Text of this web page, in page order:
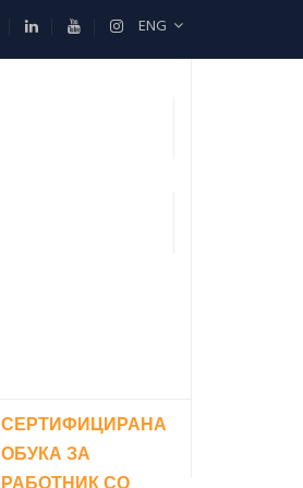
ENG
СЕРТИФИЦИРАНА
ОБУКА ЗА